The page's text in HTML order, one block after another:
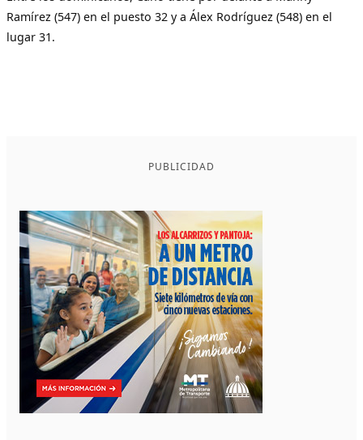
Ramírez (547) en el puesto 32 y a Álex Rodríguez (548) en el
lugar 31.
PUBLICIDAD